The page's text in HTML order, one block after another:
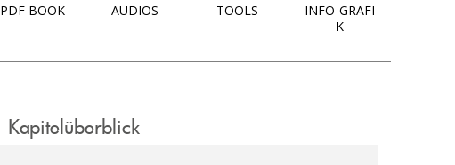
PDF BOOK AUDIOS TOOLS
INFO-GRAFI
K
Kapitelüberblick